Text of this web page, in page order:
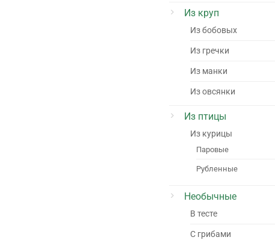
Из круп
Из бобовых
Из гречки
Из манки
Из овсянки
Из птицы
Из курицы
Паровые
Рубленные
Необычные
В тесте
С грибами